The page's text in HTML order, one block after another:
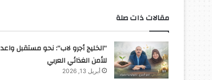
مقالات ذات صلة
“الخليج أجرو لاب”: نحو مستقبل واعد
للأمن الغذائي العربي
أبريل 13, 2026